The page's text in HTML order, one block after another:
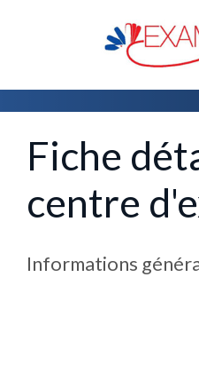
Fiche
centre
Informations